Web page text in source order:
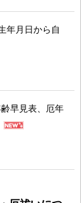
年月日から自
齢早見表、厄年